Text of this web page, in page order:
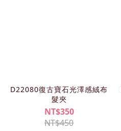
D22080復古寶石光澤感絨布
髮夾
NT$350
NT$450